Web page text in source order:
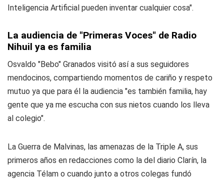
Inteligencia Artificial pueden inventar cualquier cosa".
La audiencia de "Primeras Voces" de Radio
Nihuil ya es familia
Osvaldo "Bebo" Granados visitó así a sus seguidores
mendocinos, compartiendo momentos de cariño y respeto
mutuo ya que para él la audiencia "es también familia, hay
gente que ya me escucha con sus nietos cuando los lleva
al colegio".
La Guerra de Malvinas, las amenazas de la Triple A, sus
primeros años en redacciones como la del diario Clarín, la
agencia Télam o cuando junto a otros colegas fundó